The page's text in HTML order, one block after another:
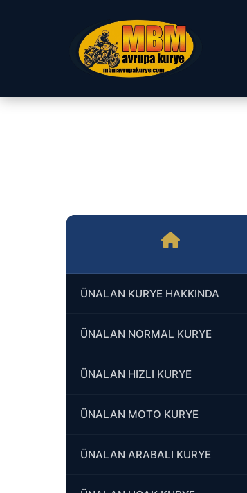
ÜNALAN KURYE HAKKINDA
ÜNALAN NORMAL KURYE
ÜNALAN HIZLI KURYE
ÜNALAN MOTO KURYE
ÜNALAN ARABALI KURYE